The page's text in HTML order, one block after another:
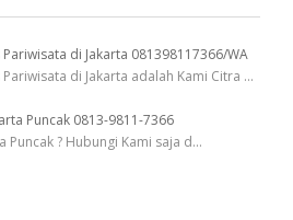
Pariwisata di Jakarta 081398117366/WA
Pariwisata di Jakarta adalah Kami Citra ...
Puncak 0813-9811-7366
Puncak ? Hubungi Kami saja d...